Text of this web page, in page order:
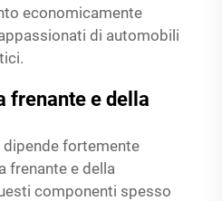
economicamente
di automobili
frenante e della
dipende fortemente
frenante e della
componenti spesso